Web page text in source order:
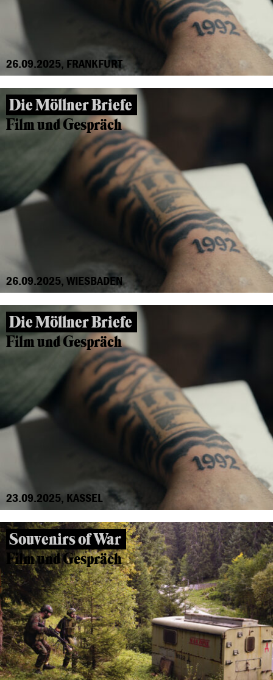
26.09.2025, FRANKFURT
Die Möllner Briefe
Film und Gespräch
26.09.2025, WIESBADEN
Die Möllner Briefe
Film und Gespräch
23.09.2025, KASSEL
Souvenirs of War
Film und Gespräch